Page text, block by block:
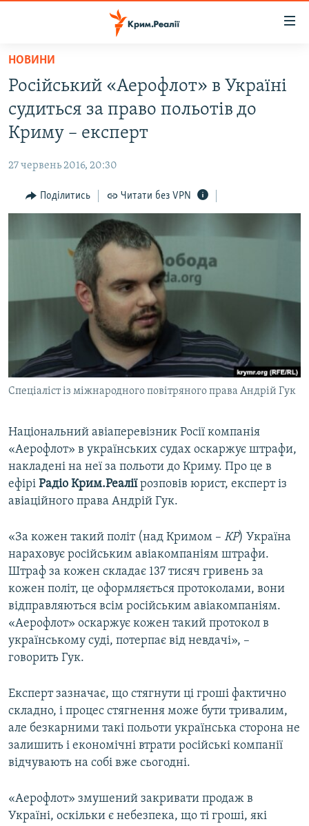
Перейти
основного
матеріалу
Перейти
до
основної
навігації
Перейти
до
ВІДЕО ТА ФОТО
БЛОГИ
ПОГЛЯД
ВСЕ ЗА ДЕНЬ
СПЕЦПРОЕКТИ
ДЕПОРТАЦІЯ
ВІДЕОУРОКИ «ELIFBE»
СВІДЧЕННЯ ОКУПАЦІЇ
УКРАЇНСЬКА ПРОБЛЕМА КРИМУ
ІНФОГРАФІКА
ЯК ОБІЙТИ БЛОКУВАННЯ
Qırımtatar
ДОЛУЧАЙСЯ!
Усі сайти RFE/RL
НОВИНИ
Російський «Аерофлот» в Україні
судиться за право польотів до
Криму – експерт
27 червень 2016, 20:30
Поділитись Читати без VPN
Спеціаліст із міжнародного повітряного права Андрій Гук
Національний авіаперевізник Росії компанія
«Аерофлот» в українських судах оскаржує штрафи,
накладені на неї за польоти до Криму. Про це в
ефірі Радіо Крим.Реаліїрозповів юрист, експерт із
авіаційного права Андрій Гук.
«За кожен такий політ (над Кримом – КР) Україна
нараховує російським авіакомпаніям штрафи.
Штраф за кожен складає 137 тисяч гривень за
кожен політ, це оформляється протоколами, вони
відправляються всім російським авіакомпаніям.
«Аерофлот» оскаржує кожен такий протокол в
українському суді, потерпає від невдачі», –
говорить Гук.
Експерт зазначає, що стягнути ці гроші фактично
складно, і процес стягнення може бути тривалим,
але безкарними такі польоти українська сторона не
залишить і економічні втрати російські компанії
відчувають на собі вже сьогодні.
«Аерофлот» змушений закривати продаж в
Україні, оскільки є небезпека, що ті гроші, які